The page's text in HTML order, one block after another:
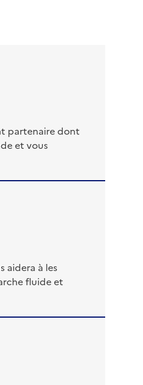
partenaire dont
et vous
aidera à les
fluide et